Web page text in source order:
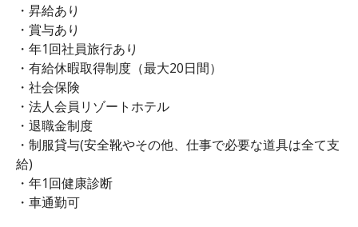
・昇給あり
・賞与あり
・年1回社員旅行あり
・有給休暇取得制度（最大20日間）
・社会保険
・法人会員リゾートホテル
・退職金制度
・制服貸与(安全靴やその他、仕事で必要な道具は全て支
給)
・年1回健康診断
・車通勤可